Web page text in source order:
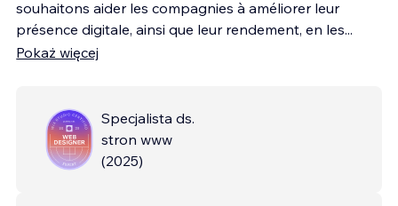
souhaitons aider les compagnies à améliorer leur
présence digitale, ainsi que leur rendement, en les...
Pokaż więcej
Specjalista ds.
stron www
(2025)